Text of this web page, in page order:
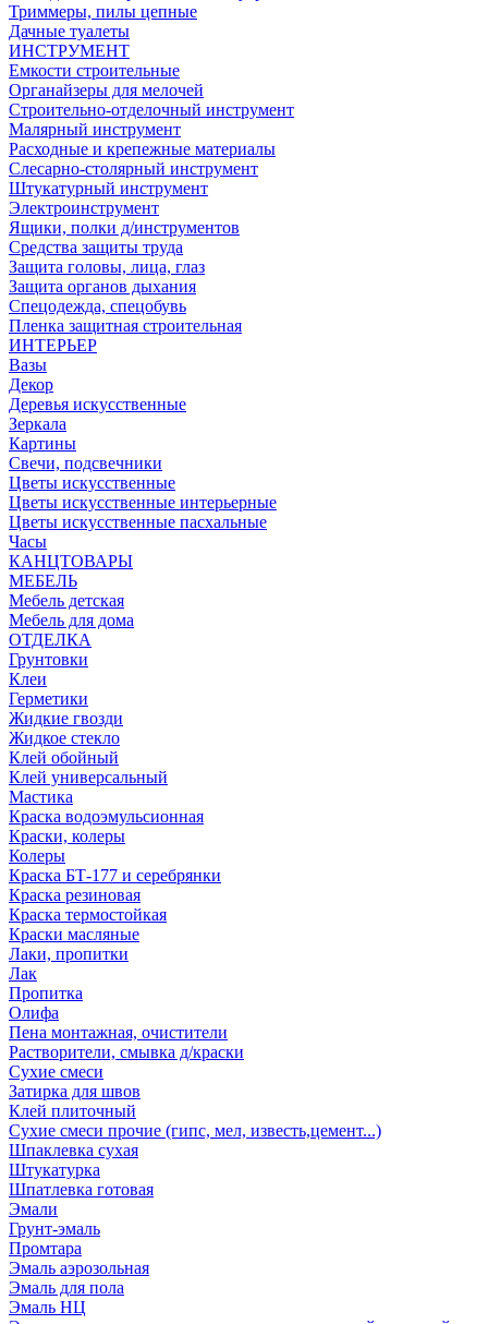
Триммеры, пилы цепные
Дачные туалеты
ИНСТРУМЕНТ
Емкости строительные
Органайзеры для мелочей
Строительно-отделочный инструмент
Малярный инструмент
Расходные и крепежные материалы
Слесарно-столярный инструмент
Штукатурный инструмент
Электроинструмент
Ящики, полки д/инструментов
Средства защиты труда
Защита головы, лица, глаз
Защита органов дыхания
Спецодежда, спецобувь
Пленка защитная строительная
ИНТЕРЬЕР
Вазы
Декор
Деревья искусственные
Зеркала
Картины
Свечи, подсвечники
Цветы искусственные
Цветы искусственные интерьерные
Цветы искусственные пасхальные
Часы
КАНЦТОВАРЫ
МЕБЕЛЬ
Мебель детская
Мебель для дома
ОТДЕЛКА
Грунтовки
Клеи
Герметики
Жидкие гвозди
Жидкое стекло
Клей обойный
Клей универсальный
Мастика
Краска водоэмульсионная
Краски, колеры
Колеры
Краска БТ-177 и серебрянки
Краска резиновая
Краска термостойкая
Краски масляные
Лаки, пропитки
Лак
Пропитка
Олифа
Пена монтажная, очистители
Растворители, смывка д/краски
Сухие смеси
Затирка для швов
Клей плиточный
Сухие смеси прочие (гипс, мел, известь,цемент...)
Шпаклевка сухая
Штукатурка
Шпатлевка готовая
Эмали
Грунт-эмаль
Промтара
Эмаль аэрозольная
Эмаль для пола
Эмаль НЦ